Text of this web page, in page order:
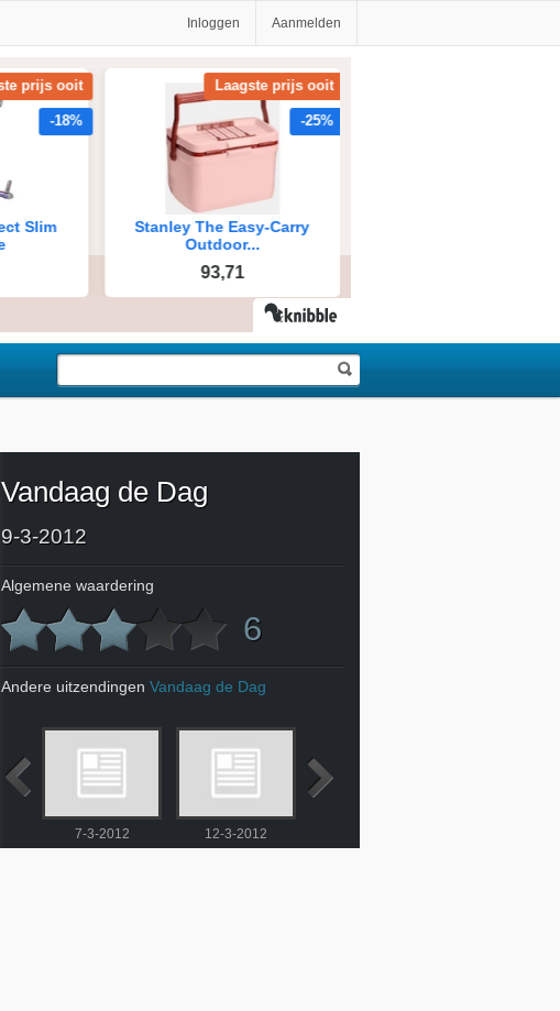
Inloggen Aanmelden
Vandaag de Dag
9-3-2012
Algemene waardering
6
Andere uitzendingen Vandaag de Dag
7-3-2012 12-3-2012